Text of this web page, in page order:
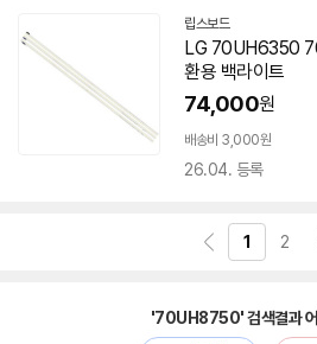
립스보드네
이
버
이
LG 70UH6350
환용 백라이트
74,000원
배송비 3,000원
26.04. 등록
1 2
'70UH8750' 검색결과